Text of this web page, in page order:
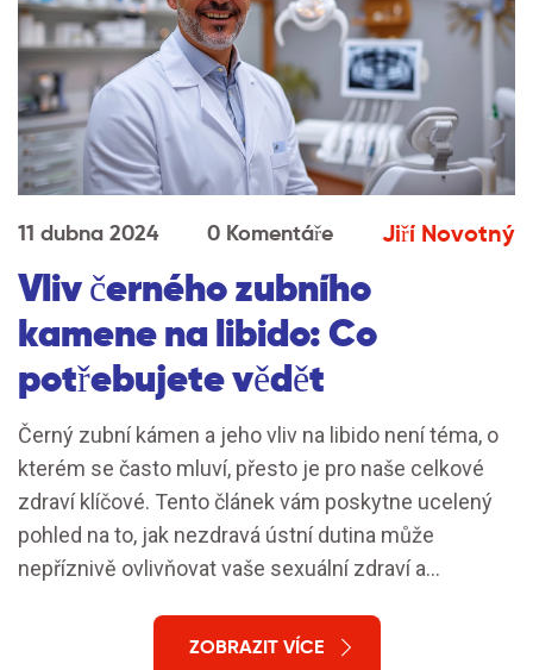
11 dubna 2024 0 Komentáře Jiří Novotný
Vliv černého zubního
kamene na libido: Co
potřebujete vědět
Černý zubní kámen a jeho vliv na libido není téma, o
kterém se často mluví, přesto je pro naše celkové
zdraví klíčové. Tento článek vám poskytne ucelený
pohled na to, jak nezdravá ústní dutina může
nepříznivě ovlivňovat vaše sexuální zdraví a
zubního kamene, jeho dopad na libido a návrhy, jak
ZOBRAZIT VÍCE